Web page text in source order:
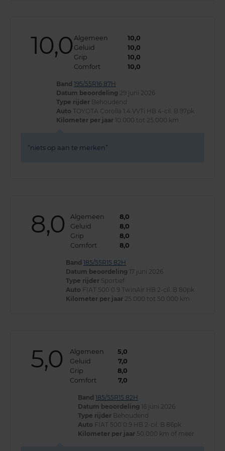
10,0 Algemeen
10,0
Geluid
10,0
Grip
10,0
Comfort
10,0
Band 195/55R16 87H
Datum beoordeling 29 juni 2026
Type rijder Behoudend
Auto TOYOTA Corolla 1.4 VVTi HB 4-cil. B 97pk
Kilometer per jaar 10.000 tot 25.000 km
niets op aan te merken
8,0 Algemeen
8,0
Geluid
8,0
Grip
8,0
Comfort
8,0
Band 185/55R15 82H
Datum beoordeling 17 juni 2026
Type rijder Sportief
Auto FIAT 500 0.9 TwinAir HB 2-cil. B 80pk
Kilometer per jaar 25.000 tot 50.000 km
5,0 Algemeen
5,0
Geluid
7,0
Grip
8,0
Comfort
7,0
Band 185/55R15 82H
Datum beoordeling 16 juni 2026
Type rijder Behoudend
Auto FIAT 500 0.9 HB 2-cil. B 86pk
Kilometer per jaar 50.000 km of meer